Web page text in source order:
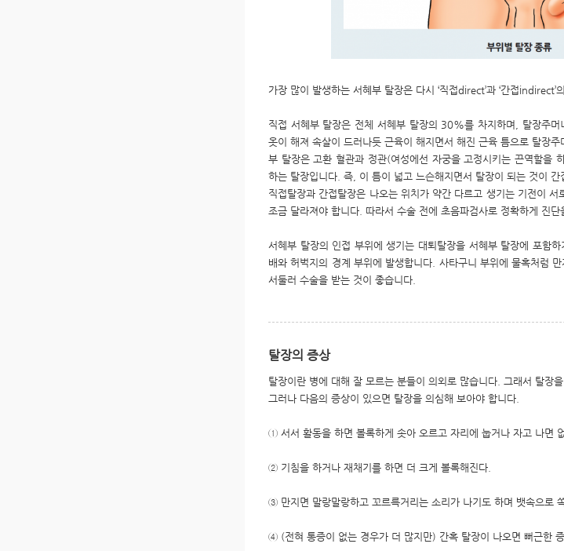
가장 많이 발생하는 서혜부 탈장은 다시 ‘직접direct’과 ‘간접indirect’
직접 서혜부 탈장은 전체 서혜부 탈장의 30%를 차지하며, 탈장주머
옷이 해져 속살이 드러나듯 근육이 해지면서 해진 근육 틈으로 탈장
부 탈장은 고환 혈관과 정관(여성에선 자궁을 고정시키는 끈역할을
하는 탈장입니다. 즉, 이 틈이 넓고 느슨해지면서 탈장이 되는 것이 간
직접탈장과 간접탈장은 나오는 위치가 약간 다르고 생기는 기전이
조금 달라져야 합니다. 따라서 수술 전에 초음파검사로 정확하게 진
서혜부 탈장의 인접 부위에 생기는 대퇴탈장을 서혜부 탈장에 포함
배와 허벅지의 경계 부위에 발생합니다. 사타구니 부위에 물혹처럼
서둘러 수술을 받는 것이 좋습니다.
탈장의 증상
탈장이란 병에 대해 잘 모르는 분들이 의외로 많습니다. 그래서 탈장
그러나 다음의 증상이 있으면 탈장을 의심해 보아야 합니다.
① 서서 활동을 하면 볼록하게 솟아 오르고 자리에 눕거나 자고 나면
② 기침을 하거나 재채기를 하면 더 크게 볼록해진다.
③ 만지면 말랑말랑하고 꼬르륵거리는 소리가 나기도 하며 뱃속으로
④ (전혀 통증이 없는 경우가 더 많지만) 간혹 탈장이 나오면 뻐근한